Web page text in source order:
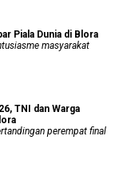
Piala Dunia di Blora
masyarakat
TNI dan Warga
perempat final